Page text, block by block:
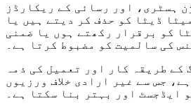
ہسٹری، اور رسائی کے ریکارڈز
ڈیٹا کو حذف کر دیتے ہیں یا
کو برقرار رکھتے ہوں یا ضمنی
کی سالمیت کو مضبوط کرتا ہے۔
طریقہ کار اور تعمیل کی ذمہ
جس سے غیر ارادی خلاف ورزیوں
ایڈجسٹ اور بہتر بنا سکتا ہے۔